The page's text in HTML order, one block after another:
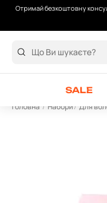
Отримай безкоштовну
SALE
Головна Набори Для